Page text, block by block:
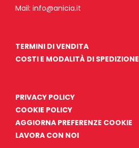
Mail: info@anicia.it
TERMINI DI VENDITA
COSTI E MODALITÀ DI SPEDIZIONE
PRIVACY POLICY
COOKIE POLICY
AGGIORNA PREFERENZE COOKIE
LAVORA CON NOI